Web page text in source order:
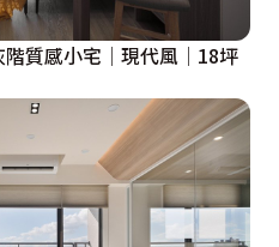
階質感小宅│現代風│18坪